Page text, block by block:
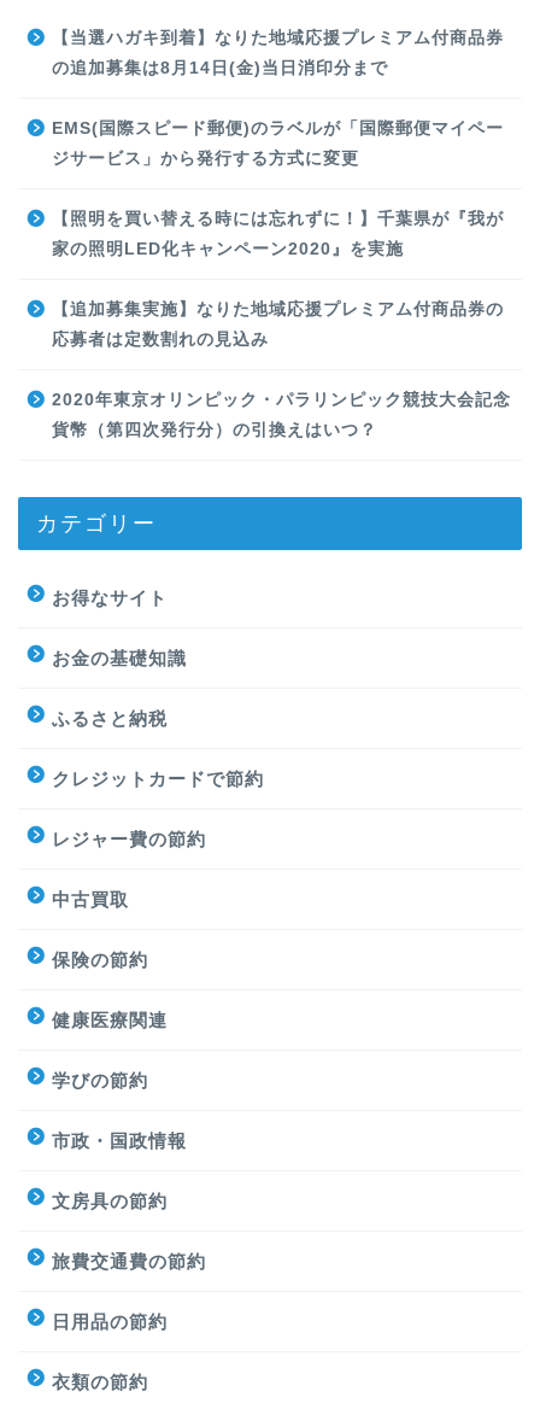
【当選ハガキ到着】なりた地域応援プレミアム付商品券
の追加募集は8月14日(金)当日消印分まで
EMS(国際スピード郵便)のラベルが「国際郵便マイペー
ジサービス」から発行する方式に変更
【照明を買い替える時には忘れずに！】千葉県が『我が
家の照明LED化キャンペーン2020』を実施
【追加募集実施】なりた地域応援プレミアム付商品券の
応募者は定数割れの見込み
2020年東京オリンピック・パラリンピック競技大会記念
貨幣（第四次発行分）の引換えはいつ？
カテゴリー
お得なサイト
お金の基礎知識
ふるさと納税
クレジットカードで節約
レジャー費の節約
中古買取
保険の節約
健康医療関連
学びの節約
市政・国政情報
文房具の節約
旅費交通費の節約
日用品の節約
衣類の節約